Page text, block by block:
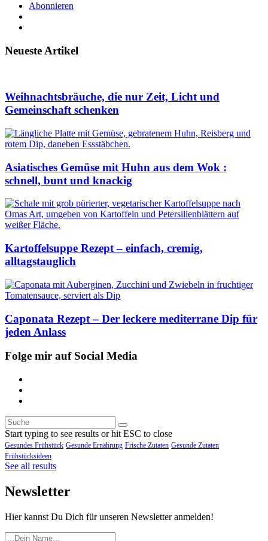
Abonnieren
Neueste Artikel
Weihnachtsbräuche, die nur Zeit, Licht und
Gemeinschaft schenken
Asiatisches Gemüse mit Huhn aus dem Wok :
schnell, bunt und knackig
Kartoffelsuppe Rezept – einfach, cremig,
alltagstauglich
Caponata Rezept – Der leckere mediterrane Dip für
jeden Anlass
Folge mir auf Social Media
Start typing to see results or hit ESC to close
Gesundes Frühstück Gesunde Ernährung Frische Zutaten Gesunde Zutaten
Frühstücksideen
See all results
Newsletter
Hier kannst Du Dich für unseren Newsletter anmelden!